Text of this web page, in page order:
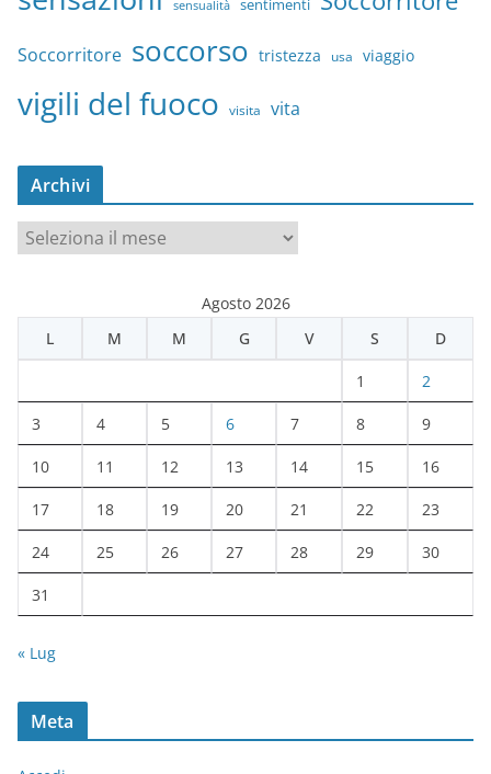
sensualità sentimenti
Soccorritore soccorso tristezza usa viaggio
vigili del fuoco visita vita
Archivi
h
i
Agosto 2026
L
M M G V S D
1 2
3 4 5 6 7 8 9
10 11 12 13 14 15 16
17 18 19 20 21 22 23
24 25 26 27 28 29 30
31
« Lug
Meta